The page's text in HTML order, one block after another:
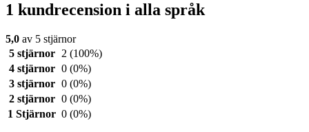
1 kundrecension i alla språk
5,0 av 5 stjärnor
5 stjärnor
2 (100%)
4 stjärnor 0 (0%)
3 stjärnor 0 (0%)
2 stjärnor 0 (0%)
1 Stjärnor 0 (0%)